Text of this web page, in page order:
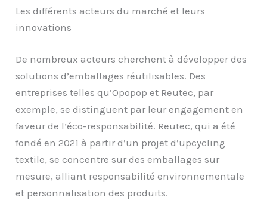
Les différents acteurs du marché et leurs
innovations
De nombreux acteurs cherchent à développer des
solutions d’emballages réutilisables. Des
entreprises telles qu’Opopop et Reutec, par
exemple, se distinguent par leur engagement en
faveur de l’éco-responsabilité. Reutec, qui a été
fondé en 2021 à partir d’un projet d’upcycling
textile, se concentre sur des emballages sur
mesure, alliant responsabilité environnementale
et personnalisation des produits.